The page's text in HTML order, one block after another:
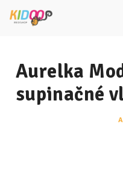
Aurelka
supinačné